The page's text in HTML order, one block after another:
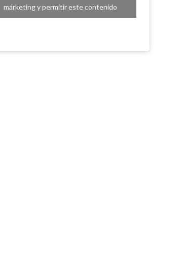
márketing y permitir este contenido